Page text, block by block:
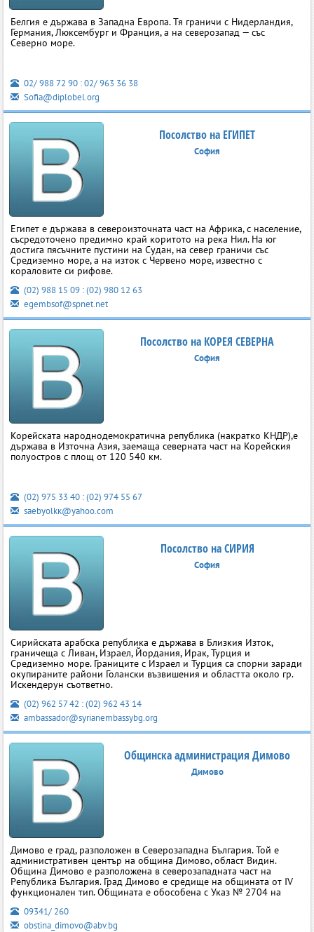
Белгия е държава в Западна Европа. Тя граничи с Нидерландия,
Германия, Люксембург и Франция, а на северозапад — със
Северно море.
02/ 988 72 90 : 02/ 963 36 38
Sofia@diplobel.org
Посолство на ЕГИПЕТ
София
Египет е държава в североизточната част на Африка, с население,
съсредоточено предимно край коритото на река Нил. На юг
достига пясъчните пустини на Судан, на север граничи със
Средиземно море, а на изток с Червено море, известно с
кораловите си рифове.
(02) 988 15 09 : (02) 980 12 63
egembsof@spnet.net
Посолство на КОРЕЯ СЕВЕРНА
София
Корейската народнодемократична република (накратко КНДР),е
държава в Източна Азия, заемаща северната част на Корейския
полуостров с площ от 120 540 км.
(02) 975 33 40 : (02) 974 55 67
saebyolkк@yahoo.com
Посолство на СИРИЯ
София
Сирийската арабска република е държава в Близкия Изток,
граничеща с Ливан, Израел, Йордания, Ирак, Турция и
Средиземно море. Границите с Израел и Турция са спорни заради
окупираните райони Голански възвишения и областта около гр.
Искендерун съответно.
(02) 962 57 42 : (02) 962 43 14
ambassador@syrianembassybg.org
Общинска администрация Димово
Димово
Димово е град, разположен в Северозападна България. Той е
административен център на община Димово, област Видин.
Община Димово е разположена в северозападната част на
Република България. Град Димово е средище на общината от IV
функционален тип. Общината е обособена с Указ № 2704 на
09341/ 260
obstina_dimovo@abv.bg